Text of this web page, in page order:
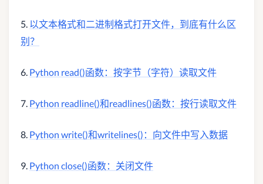
5. 以文本格式和二进制格式打开文件，到底有什么区
别？
6. Python read()函数：按字节（字符）读取文件
7. Python readline()和readlines()函数：按行读取文件
8. Python write()和writelines()：向文件中写入数据
9. Python close()函数：关闭文件